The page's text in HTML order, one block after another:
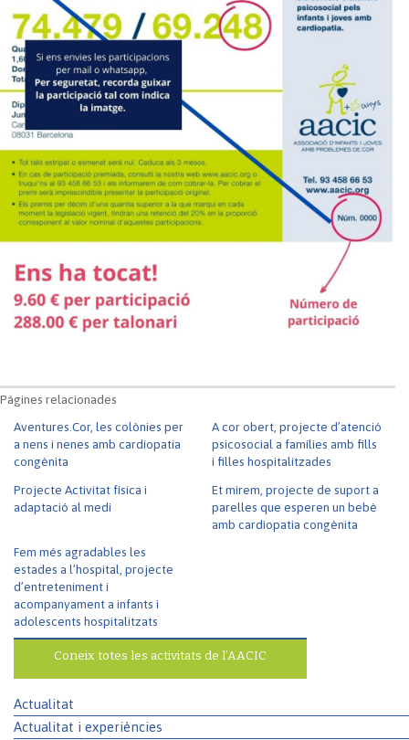
Pàgines relacionades
Aventures.Cor, les colònies per
a nens i nenes amb cardiopatia
congènita
A cor obert, projecte d’atenció
psicosocial a famílies amb fills
i filles hospitalitzades
Projecte Activitat física i
adaptació al medi
Et mirem, projecte de suport a
parelles que esperen un bebè
amb cardiopatia congènita
Fem més agradables les
estades a l’hospital, projecte
d’entreteniment i
acompanyament a infants i
adolescents hospitalitzats
Coneix totes les activitats de l’AACIC
Actualitat
Actualitat i experiències